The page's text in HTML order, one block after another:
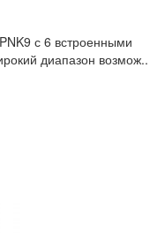
с 6 встроенными
диапазон возмож..